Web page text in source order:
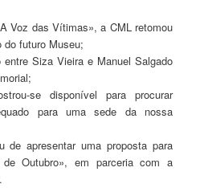
Voz das Vítimas», a CML retomou
futuro Museu;
Siza Vieira e Manuel Salgado
se disponível para procurar
para uma sede da nossa
apresentar uma proposta para
Outubro», em parceria com a